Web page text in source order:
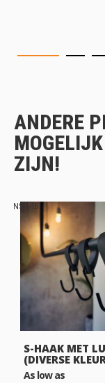
ANDERE
ZIJN!
NSH-15
S-HAAK MET
(DIVERSE
As low as